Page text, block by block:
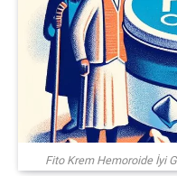
Fito Krem Hemoroide İyi